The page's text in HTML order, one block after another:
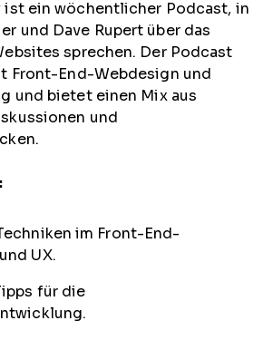
ist ein wöchentlicher Podcast, in
und Dave Rupert über das
sprechen. Der Podcast
Front-End-Webdesign und
und bietet einen Mix aus
und
im Front-End-
UX.
für die